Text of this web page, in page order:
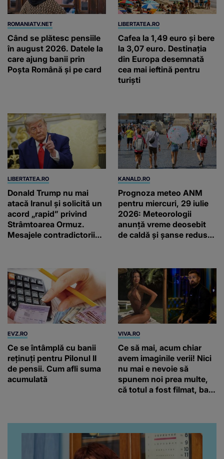
ROMANIATV.NET
Când se plătesc pensiile
în august 2026. Datele la
care ajung banii prin
Poșta Română și pe card
LIBERTATEA.RO
Cafea la 1,49 euro și bere
la 3,07 euro. Destinația
din Europa desemnată
cea mai ieftină pentru
turiști
LIBERTATEA.RO
Donald Trump nu mai
atacă Iranul și solicită un
acord „rapid” privind
Strâmtoarea Ormuz.
Mesajele contradictorii
KANALD.RO
Prognoza meteo ANM
pentru miercuri, 29 iulie
2026: Meteorologii
anunță vreme deosebit
de caldă și șanse reduse
EVZ.RO
Ce se întâmplă cu banii
reținuți pentru Pilonul II
de pensii. Cum afli suma
acumulată
VIVA.RO
Ce să mai, acum chiar
avem imaginile verii! Nici
nu mai e nevoie să
spunem noi prea multe,
că totul a fost filmat, ba
da, frumoasa iubită a lui
Florin Ristei e...